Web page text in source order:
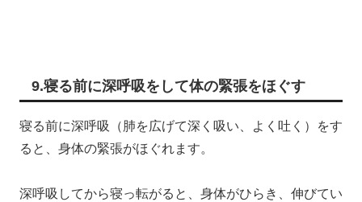
9.寝る前に深呼吸をして体の緊張をほぐす
寝る前に深呼吸（肺を広げて深く吸い、よく吐く）をす
ると、身体の緊張がほぐれます。
深呼吸してから寝っ転がると、身体がひらき、伸びてい